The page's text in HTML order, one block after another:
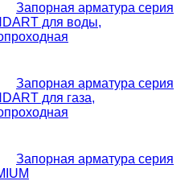
Запорная арматура серия
для воды,
Запорная арматура серия
для газа,
Запорная арматура серия